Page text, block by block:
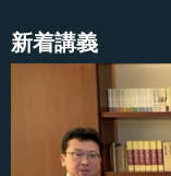
新着講義